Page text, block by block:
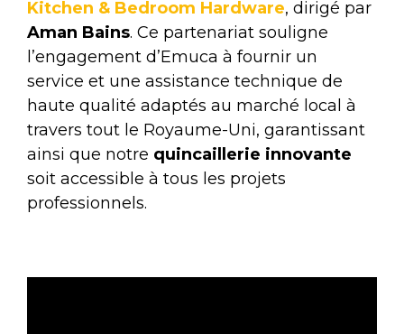
Kitchen & Bedroom Hardware, dirigé par
Aman Bains. Ce partenariat souligne
l’engagement d’Emuca à fournir un
service et une assistance technique de
haute qualité adaptés au marché local à
travers tout le Royaume-Uni, garantissant
ainsi que notre quincaillerie innovante
soit accessible à tous les projets
professionnels.